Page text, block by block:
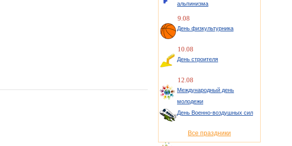
альпинизма
9.08
День физкультурника
10.08
День строителя
12.08
Международный день
молодежи
День Военно-воздушных сил
Все праздники